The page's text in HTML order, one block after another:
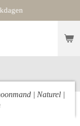
| Naturel |